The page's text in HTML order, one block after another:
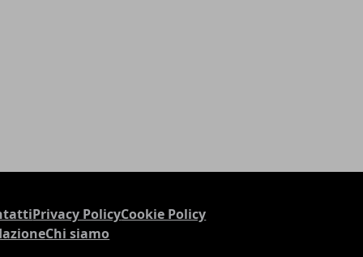
Privacy PolicyCookie Policy
Chi siamo